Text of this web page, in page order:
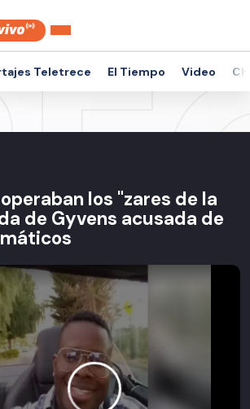
Teletrece El Tiempo Video
los "zares de la
de Gyvens acusada de